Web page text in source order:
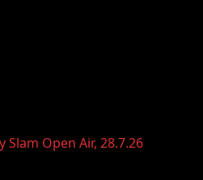
Open Air, 28.7.26